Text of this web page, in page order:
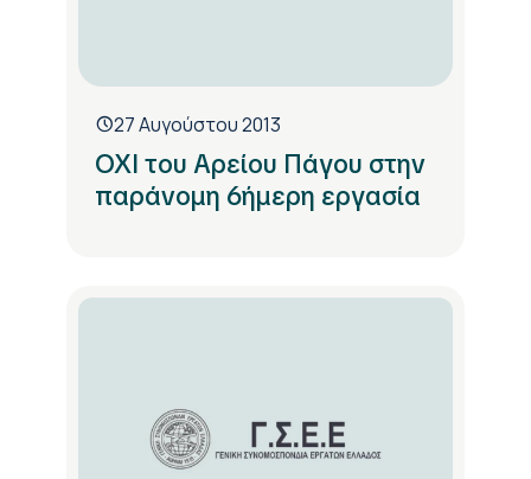
27 Αυγούστου 2013
OXI του Αρείου Πάγου στην
παράνομη 6ήμερη εργασία